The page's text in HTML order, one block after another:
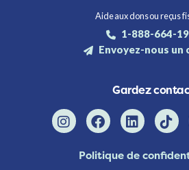
Aide aux dons ou reçus
1-888-664-
Envoyez-nous un
Gardez
Politique de